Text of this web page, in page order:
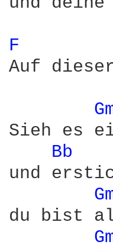
F
Auf
Sieh es
Bb
und
du bist